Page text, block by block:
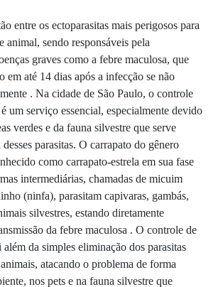
entre os ectoparasitas mais perigosos para
animal, sendo responsáveis pela
graves como a febre maculosa, que
em até 14 dias após a infecção se não
. Na cidade de São Paulo, o controle
um serviço essencial, especialmente devido
verdes e da fauna silvestre que serve
parasitas. O carrapato do gênero
como carrapato-estrela em sua fase
intermediárias, chamadas de micuim
(ninfa), parasitam capivaras, gambás,
silvestres, estando diretamente
da febre maculosa . O controle de
além da simples eliminação dos parasitas
atacando o problema de forma
nos pets e na fauna silvestre que